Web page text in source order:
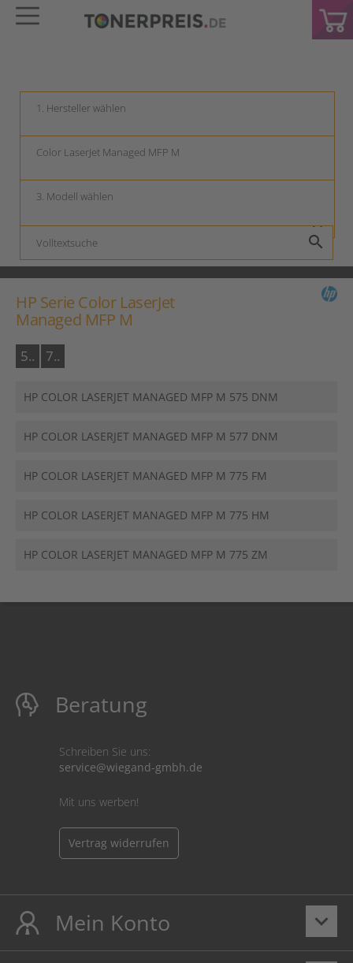
keyboard_arrow_down
keyboard_arrow_down
keyboard_arrow_down
search
HP Serie Color LaserJet
Managed MFP M
5.. 7..
HP COLOR LASERJET MANAGED MFP M 575 DNM
HP COLOR LASERJET MANAGED MFP M 577 DNM
HP COLOR LASERJET MANAGED MFP M 775 FM
HP COLOR LASERJET MANAGED MFP M 775 HM
HP COLOR LASERJET MANAGED MFP M 775 ZM
Beratung
Schreiben Sie uns:
service@wiegand-gmbh.de
Mit uns werben!
Vertrag widerrufen
keyboard_arrow_down
Mein Konto